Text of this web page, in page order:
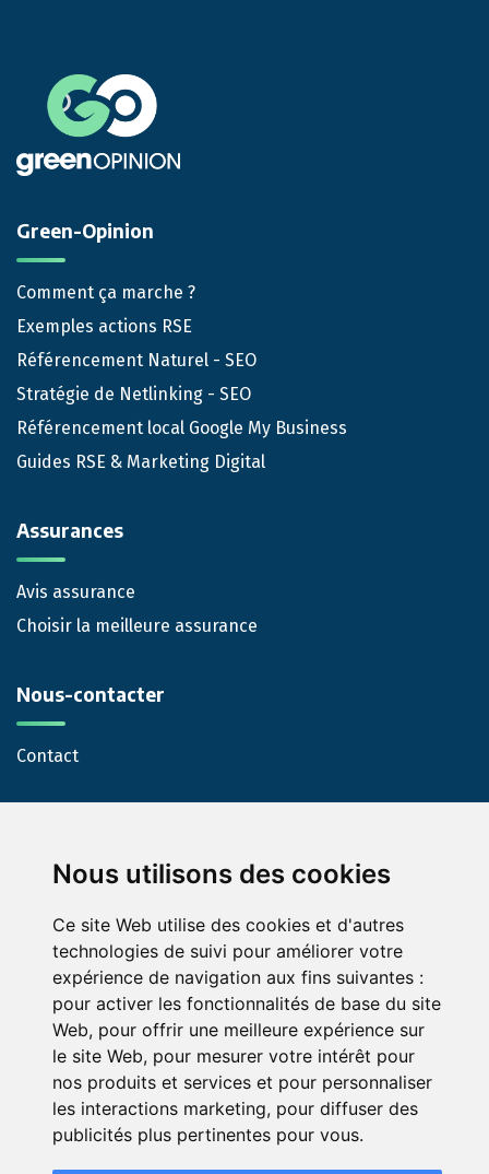
Nous utilisons des cookies
Ce site Web utilise des cookies et d'autres
technologies de suivi pour améliorer votre
expérience de navigation aux fins suivantes :
pour activer les fonctionnalités de base du site
Web, pour offrir une meilleure expérience sur
le site Web, pour mesurer votre intérêt pour
nos produits et services et pour personnaliser
les interactions marketing, pour diffuser des
publicités plus pertinentes pour vous.
Green-Opinion
Comment ça marche ?
Exemples actions RSE
Référencement Naturel - SEO
Stratégie de Netlinking - SEO
Référencement local Google My Business
Guides RSE & Marketing Digital
Assurances
Avis assurance
Choisir la meilleure assurance
Nous-contacter
Contact
© Green-Opinion — Toute reproduction est interdite
Mentions légales
Conditions générales de services
Conditions générales d'utilisation pour les professionnels
abonnés au service Green Opinion
Conditions générales d'utilisation de la page avis assurance
Politique de protection de la vie privée
Modifier mes préférences de cookies